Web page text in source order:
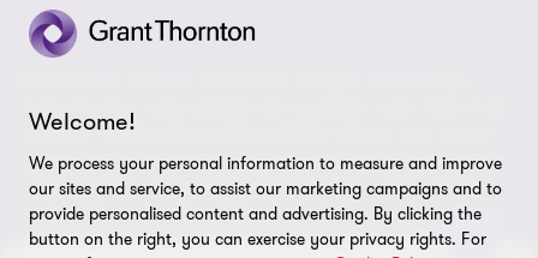
Thorntons medlemsföretag tillhandahåller tjänster inom revision,
ekonomi, skatt och rådgivning till sina kunder, eller ett eller flera
medlemsföretag, beroende på sammanhanget. Grant Thornton
Sweden AB är ett medlemsföretag i Grant Thornton International
Ltd (GTIL). GTIL och medlemsföretagen utgör inget globalt
Welcome!
We process your personal information to measure and improve
our sites and service, to assist our marketing campaigns and to
provide personalised content and advertising. By clicking the
button on the right, you can exercise your privacy rights. For